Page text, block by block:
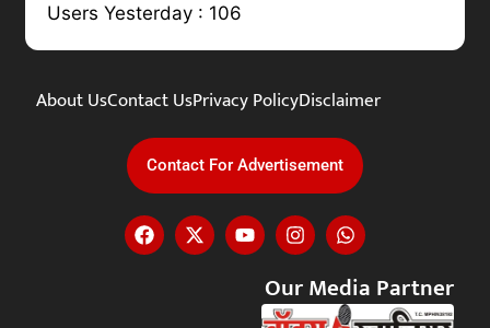
Users Yesterday : 106
About UsContact UsPrivacy PolicyDisclaimer
Contact For Advertisement
Our Media Partner